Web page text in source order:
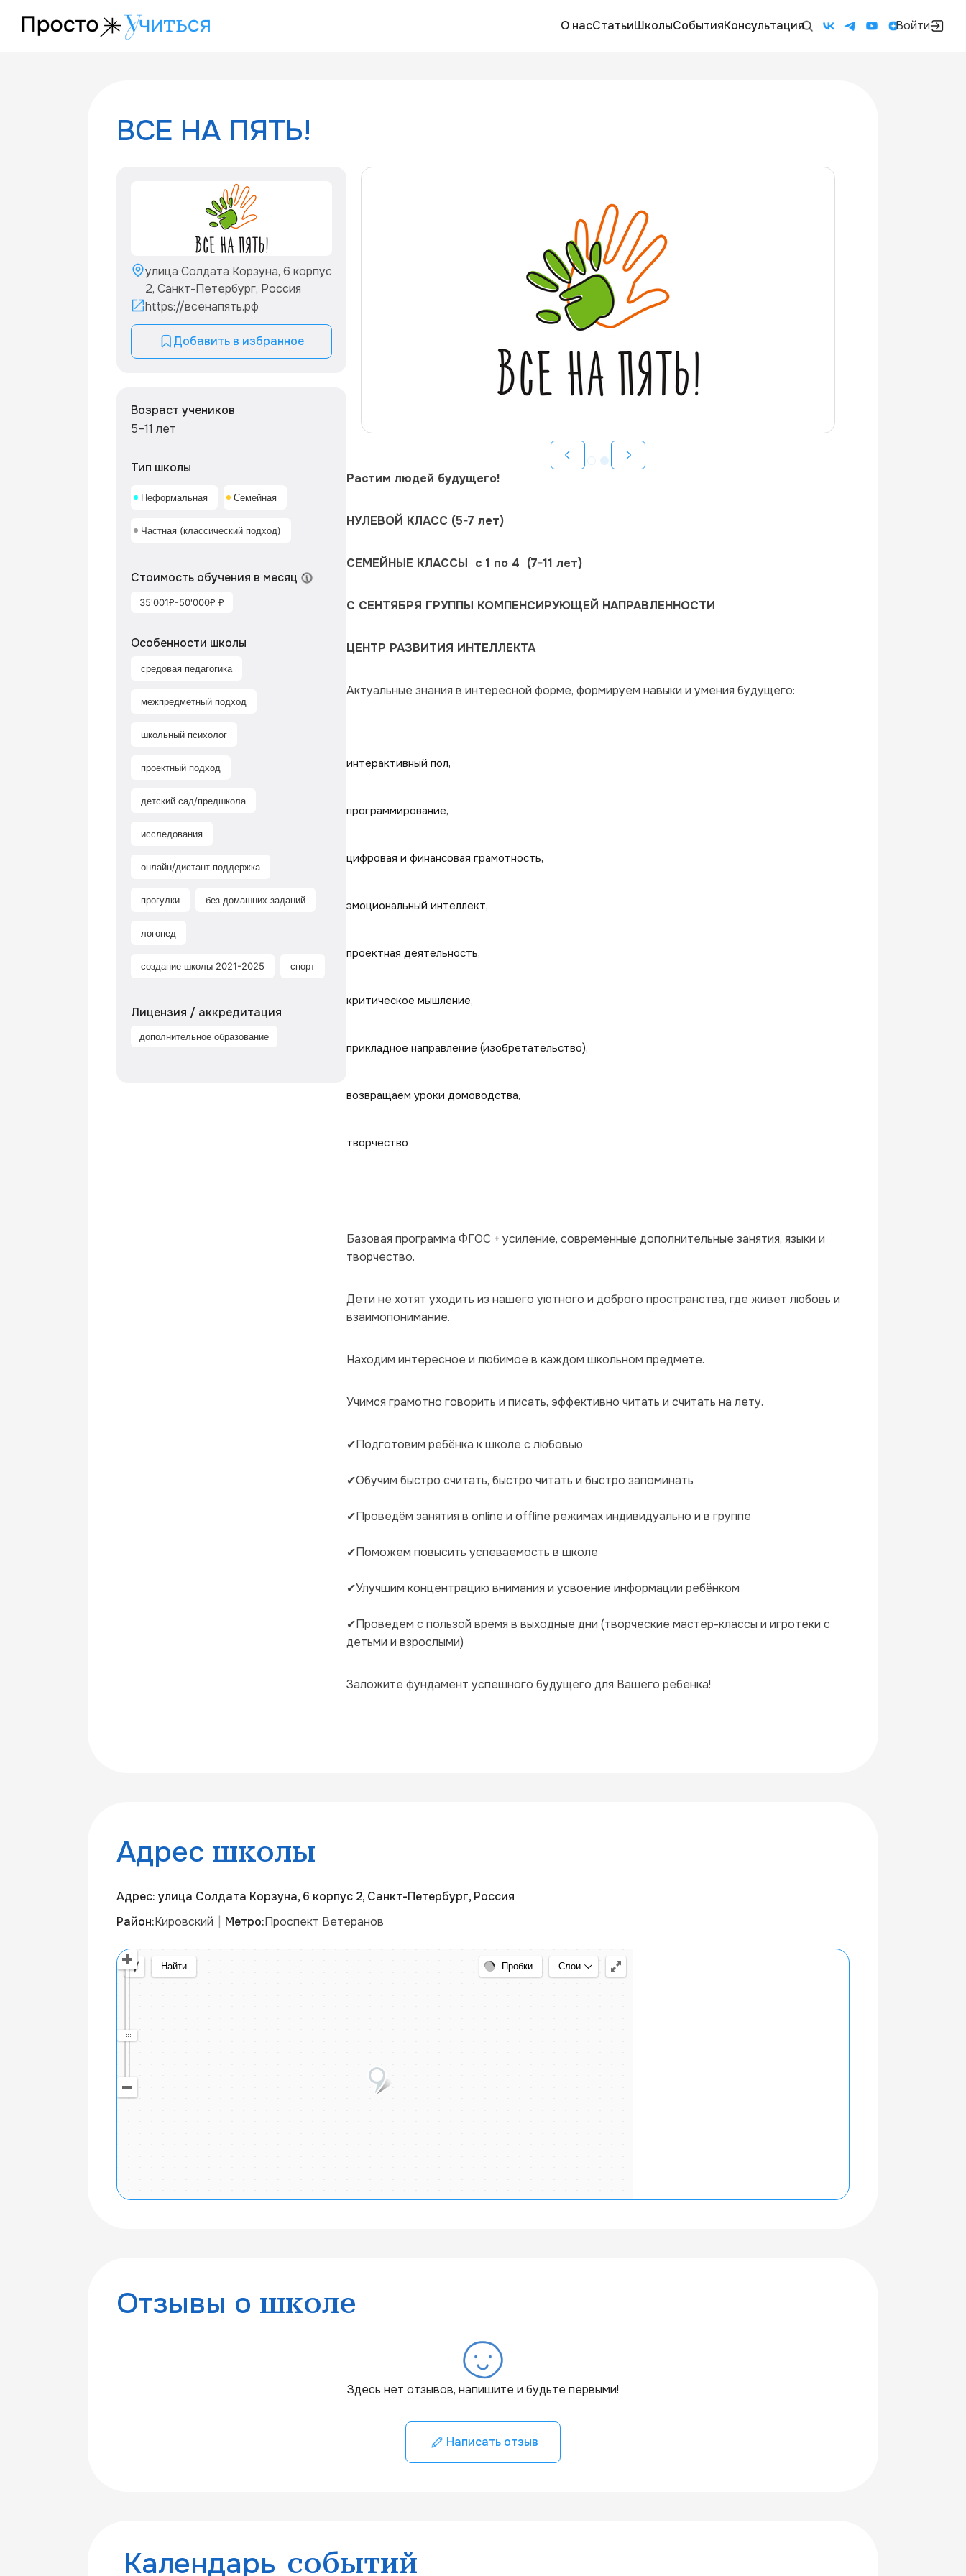
О насСтатьиШколыСобытияКонсультация Войти
ВСЕ НА ПЯТЬ!
улица Солдата Корзуна, 6 корпус
2, Санкт-Петербург, Россия
https://всенапять.рф
Добавить в избранное
Возраст учеников
5–11 лет
Тип школы
Неформальная Семейная
Частная (классический подход)
Стоимость обучения в месяц
35'001₽-50'000₽ ₽
Особенности школы
средовая педагогика
межпредметный подход
школьный психолог
проектный подход
детский сад/предшкола
исследования
онлайн/дистант поддержка
прогулки без домашних заданий
логопед
создание школы 2021-2025 спорт
Лицензия / аккредитация
дополнительное образование
Растим людей будущего!
НУЛЕВОЙ КЛАСС (5-7 лет)
СЕМЕЙНЫЕ КЛАССЫ  с 1 по 4  (7-11 лет)
С СЕНТЯБРЯ ГРУППЫ КОМПЕНСИРУЮЩЕЙ НАПРАВЛЕННОСТИ
ЦЕНТР РАЗВИТИЯ ИНТЕЛЛЕКТА
Актуальные знания в интересной форме, формируем навыки и умения будущего:
интерактивный пол,
программирование,
цифровая и финансовая грамотность,
эмоциональный интеллект,
проектная деятельность,
критическое мышление,
прикладное направление (изобретательство),
возвращаем уроки домоводства,
творчество
Базовая программа ФГОС + усиление, современные дополнительные занятия, языки и
творчество.
Дети не хотят уходить из нашего уютного и доброго пространства, где живет любовь и
взаимопонимание.
Находим интересное и любимое в каждом школьном предмете.
Учимся грамотно говорить и писать, эффективно читать и считать на лету.
✔Подготовим ребёнка к школе с любовью
✔Обучим быстро считать, быстро читать и быстро запоминать
✔Проведём занятия в online и offline режимах индивидуально и в группе
✔Поможем повысить успеваемость в школе
✔Улучшим концентрацию внимания и усвоение информации ребёнком
✔Проведем с пользой время в выходные дни (творческие мастер-классы и игротеки с
детьми и взрослыми)
Заложите фундамент успешного будущего для Вашего ребенка!
Адрес школы
Адрес: улица Солдата Корзуна, 6 корпус 2, Санкт-Петербург, Россия
Район:Кировский Метро:Проспект Ветеранов
Найти Пробки Слои
Отзывы о школе
Здесь нет отзывов, напишите и будьте первыми!
Написать отзыв
Календарь событий